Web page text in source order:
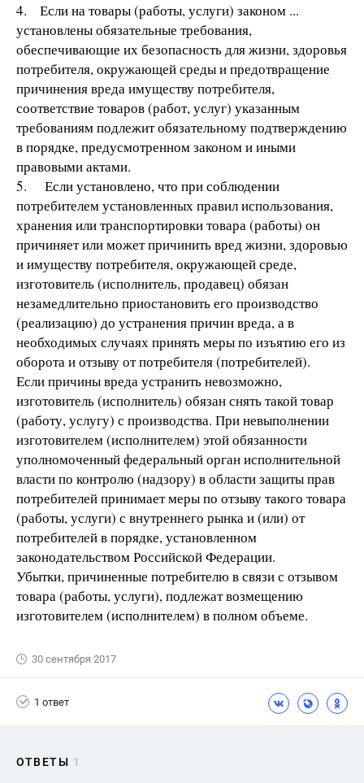
4. Если на товары (работы, услуги) законом ...
установлены обязательные требования,
обеспечивающие их безопасность для жизни, здоровья
потребителя, окружающей среды и предотвращение
причинения вреда имуществу потребителя,
соответствие товаров (работ, услуг) указанным
требованиям подлежит обязательному подтверждению
в порядке, предусмотренном законом и иными
правовыми актами.
5. Если установлено, что при соблюдении
потребителем установленных правил использования,
хранения или транспортировки товара (работы) он
причиняет или может причинить вред жизни, здоровью
и имуществу потребителя, окружающей среде,
изготовитель (исполнитель, продавец) обязан
незамедлительно приостановить его производство
(реализацию) до устранения причин вреда, а в
необходимых случаях принять меры по изъятию его из
оборота и отзыву от потребителя (потребителей).
Если причины вреда устранить невозможно,
изготовитель (исполнитель) обязан снять такой товар
(работу, услугу) с производства. При невыполнении
изготовителем (исполнителем) этой обязанности
уполномоченный федеральный орган исполнительной
власти по контролю (надзору) в области защиты прав
потребителей принимает меры по отзыву такого товара
(работы, услуги) с внутреннего рынка и (или) от
потребителей в порядке, установленном
законодательством Российской Федерации.
Убытки, причиненные потребителю в связи с отзывом
товара (работы, услуги), подлежат возмещению
изготовителем (исполнителем) в полном объеме.
30 сентября 2017
1 ответ
ОТВЕТЫ 1